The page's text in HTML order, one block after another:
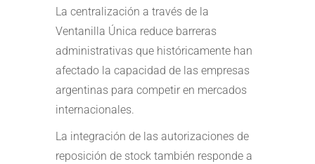
La centralización a través de la
Ventanilla Única reduce barreras
administrativas que históricamente han
afectado la capacidad de las empresas
argentinas para competir en mercados
internacionales.
La integración de las autorizaciones de
reposición de stock también responde a